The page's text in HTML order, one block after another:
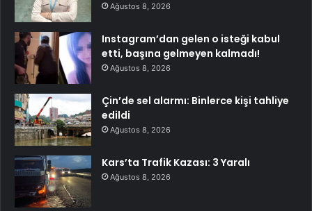
Ağustos 8, 2026
Instagram’dan gelen o isteği kabul
etti, başına gelmeyen kalmadı!
Ağustos 8, 2026
Çin’de sel alarmı: Binlerce kişi tahliye
edildi
Ağustos 8, 2026
Kars’ta Trafik Kazası: 3 Yaralı
Ağustos 8, 2026